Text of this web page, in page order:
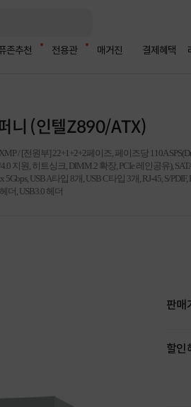
존추천 전용관 매거진 결제혜택
니 (인텔Z890/ATX)
/ [전원부] 22+1+2+2페이즈, 페이즈당 110A
지원, 히트싱크, DIMM.2 확장, PCIe 레인공유),
USB A타입 8개, USB C타입 3개, RJ-45, S/
더, USB3.0 헤더
판매
할인